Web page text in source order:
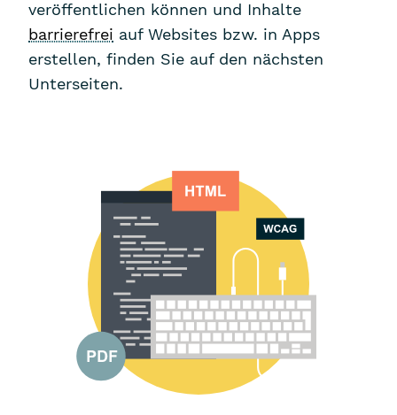
veröffentlichen können und Inhalte
barrierefrei auf Websites bzw. in Apps
erstellen, finden Sie auf den nächsten
Unterseiten.